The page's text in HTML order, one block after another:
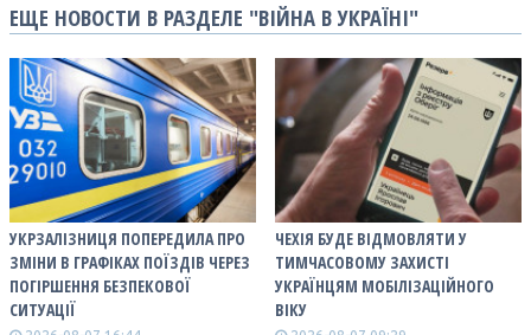
ЕЩЕ НОВОСТИ В РАЗДЕЛЕ "ВІЙНА В УКРАЇНІ"
УКРЗАЛІЗНИЦЯ ПОПЕРЕДИЛА ПРО
ЗМІНИ В ГРАФІКАХ ПОЇЗДІВ ЧЕРЕЗ
ПОГІРШЕННЯ БЕЗПЕКОВОЇ
СИТУАЦІЇ
ЧЕХІЯ БУДЕ ВІДМОВЛЯТИ У
ТИМЧАСОВОМУ ЗАХИСТІ
УКРАЇНЦЯМ МОБІЛІЗАЦІЙНОГО
ВІКУ